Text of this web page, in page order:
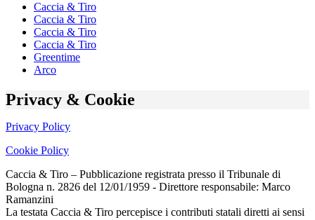
Caccia & Tiro
Caccia & Tiro
Caccia & Tiro
Caccia & Tiro
Greentime
Arco
Privacy & Cookie
Privacy Policy
Cookie Policy
Caccia & Tiro – Pubblicazione registrata presso il Tribunale di
Bologna n. 2826 del 12/01/1959 - Direttore responsabile: Marco
Ramanzini
La testata Caccia & Tiro percepisce i contributi statali diretti ai sensi